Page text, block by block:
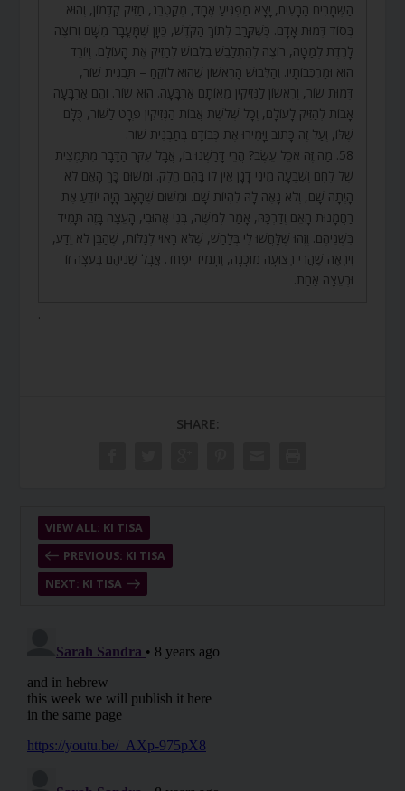
הַשְּׁמָרִים הָרָעִים, יָצָא מַפְגִּיעַ אֶחָד, מְקַטְרֵג, מַזִּיק קַדְמוֹן, וְהוּא
בְּסוֹד דְּמוּת אָדָם. כְּשֶׁקָּרַב לְתוֹךְ הַקֹּדֶשׁ, כֵּיוָן שֶׁמָּעֳבָר מִשָּׁם וְרוֹצֶה
לָרֶדֶת לְמַטָּה, רוֹצֶה לְהִתְלַבֵּשׁ בִּלְבוּשׁ לְהַזִּיק אֶת הָעוֹלָם. וְיוֹרֵד
הוּא וּמַרְכְּבוֹתָיו. וְהַלְּבוּשׁ הָרִאשׁוֹן שֶׁהוּא לוֹקֵחַ – תַּבְנִית שׁוֹר,
דְּמוּת שׁוֹר, וְרִאשׁוֹן לַנְּזִיקִין מֵאוֹתָם אַרְבָּעָה. הוּא שׁוֹר. וְהֵם אַרְבָּעָה
אָבוֹת לְהַזִּיק לָעוֹלָם, וְכָל שְׁלֹשֶׁת אֲבוֹת הַנְּזִיקִין פְּרָט לַשּׁוֹר, כֻּלָּם
שֶׁלּוֹ, וְעַל זֶה כָּתוּב וַיָּמִירוּ אֶת כְּבוֹדָם בְּתַבְנִית שׁוֹר.
58. מַה זֶּה אֹכֵל עֵשֶׂב? הֲרֵי דָּרַשְׁנוּ בוֹ, אֲבָל עִקַּר הַדָּבָר מִתַּמְצִית
שֶׁל לֶחֶם וְשִׁבְעָה מִינֵי דָגָן אֵין לוֹ בָּהֶם חֵלֶק. וּמִשּׁוּם כָּךְ הָאֵם לֹא
הָיְתָה שָׁם, וְלֹא נָאֶה לָהּ לִהְיוֹת שָׁם. וּמִשּׁוּם שֶׁהָאָב הָיָה יוֹדֵעַ אֶת
רַחֲמָנוּת הָאֵם וְדַרְכָּהּ, אָמַר לְמֹשֶׁה, בְּנִי אֲהוּבִי, הָעֵצָה בָּזֶה תָּמִיד
בִּשְׁנֵיהֶם. וְזֶהוּ שֶׁלָּחֲשׁוּ לִי בְּלַחַשׁ, שֶׁלֹּא רָאוּי לְגַלּוֹת, שֶׁהַבֵּן לֹא יֵדַע,
וְיִרְאֶה שֶׁהֲרֵי רְצוּעָה מוּכָנָה, וְתָמִיד יִפְחַד. אֲבָל שְׁנֵיהֶם בְּעֵצָה זוֹ
וּבְעֵצָה אַחַת.
.
SHARE:
PREVIOUS: KI TISA
VIEW ALL: KI TISA
NEXT: KI TISA